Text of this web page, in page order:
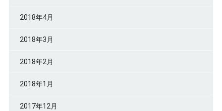
2018年4月
2018年3月
2018年2月
2018年1月
2017年12月